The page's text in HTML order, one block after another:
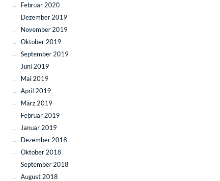
Februar 2020
Dezember 2019
November 2019
Oktober 2019
September 2019
Juni 2019
Mai 2019
April 2019
März 2019
Februar 2019
Januar 2019
Dezember 2018
Oktober 2018
September 2018
August 2018